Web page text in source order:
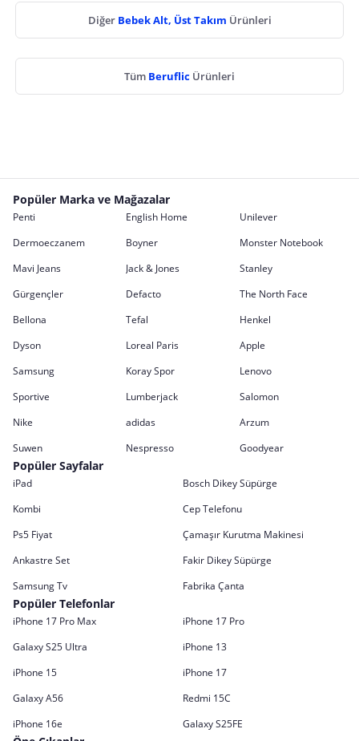
Diğer Bebek Alt, Üst Takım Ürünleri
Tüm Beruflic Ürünleri
Popüler Marka ve Mağazalar
Penti English Home
Unilever
Dermoeczanem
Boyner
Monster Notebook
Mavi Jeans
Jack & Jones
Stanley
Gürgençler
Defacto
The North Face
Bellona
Tefal
Henkel
Dyson
Loreal Paris
Apple
Samsung
Koray Spor
Lenovo
Sportive
Lumberjack
Salomon
Nike
adidas
Arzum
Suwen
Nespresso Goodyear
Popüler Sayfalar
iPad
Bosch Dikey Süpürge
Kombi
Cep Telefonu
Ps5 Fiyat
Çamaşır Kurutma Makinesi
Ankastre Set
Fakir Dikey Süpürge
Samsung Tv
Fabrika Çanta
Popüler Telefonlar
iPhone 17 Pro Max
iPhone 17 Pro
Galaxy S25 Ultra
iPhone 13
iPhone 15
iPhone 17
Galaxy A56
Redmi 15C
iPhone 16e
Galaxy S25FE